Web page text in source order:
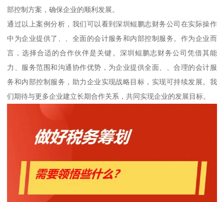
部控制方案，确保企业的顺利发展。
通过以上案例分析，我们可以看到深圳鲲鹏志财务公司在实际操作
中为企业提供了、、全面的会计服务和内部控制服务。作为企业而
言，选择合适的合作伙伴是关键。深圳鲲鹏志财务公司凭借其能
力、服务范围和沟通协作优势，为企业提供全面、、合理的会计服
务和内部控制服务，助力企业实现战略目标，实现可持续发展。我
们期待与更多企业建立长期合作关系，共同实现企业的发展目标。